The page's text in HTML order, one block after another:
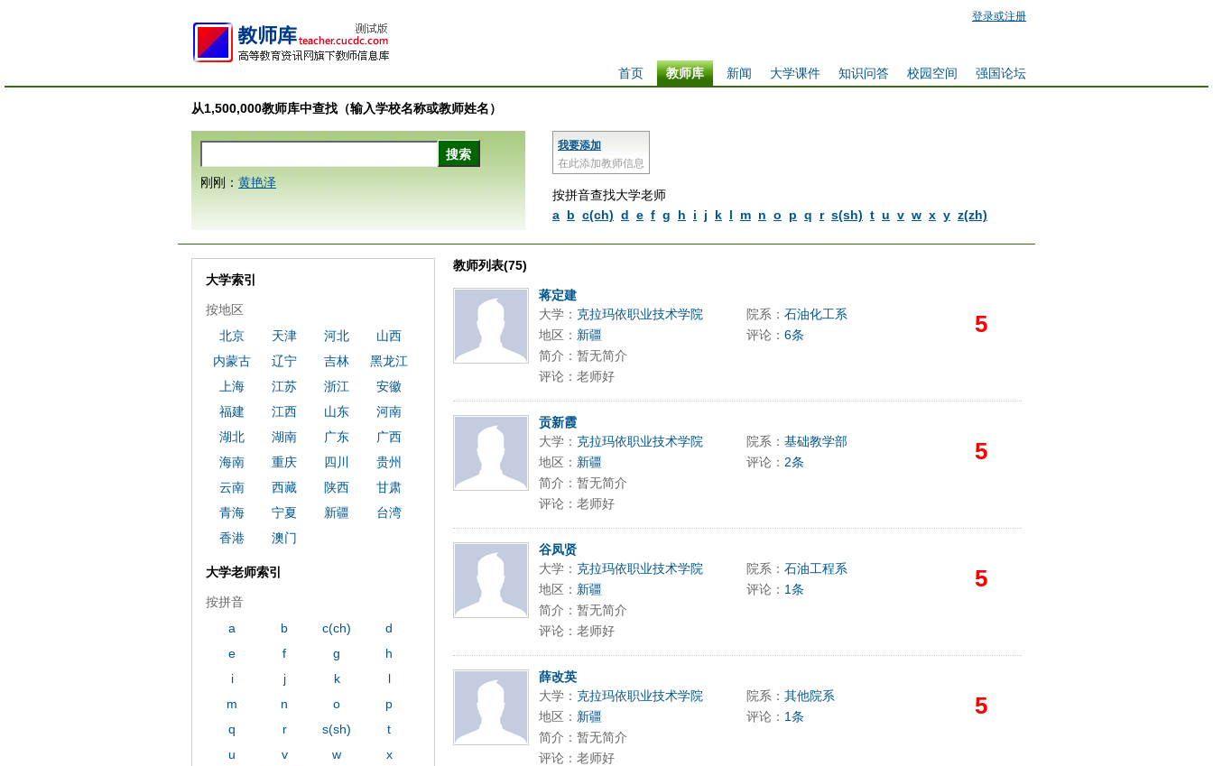
登录或注册
强国论坛
校园空间
知识问答
大学课件
新闻
教师库
首页
从1,500,000教师库中查找（输入学校名称或教师姓名）
我要添加
在此添加教师信息
按拼音查找大学老师
a b c(ch) d e f g h i j k l m n o p q r s(sh) t u v w x y z(zh)
刚刚： 黄艳泽
教师列表(75)
蒋定建
大学： 克拉玛依职业技术学院 院系： 石油化工系 5
地区： 新疆 评论： 6条
简介：暂无简介
评论：老师好
贡新霞
大学： 克拉玛依职业技术学院 院系： 基础教学部 5
地区： 新疆 评论： 2条
简介：暂无简介
评论：老师好
谷凤贤
大学： 克拉玛依职业技术学院 院系： 石油工程系 5
地区： 新疆 评论： 1条
简介：暂无简介
评论：老师好
薛改英
大学： 克拉玛依职业技术学院 院系： 其他院系 5
地区： 新疆 评论： 1条
简介：暂无简介
评论：老师好
大学索引
按地区
北京
天津 河北
山西
内蒙古
辽宁 吉林
黑龙江
上海
江苏 浙江
安徽
福建
江西 山东
河南
湖北
湖南 广东
广西
海南
重庆 四川
贵州
云南
西藏 陕西
甘肃
青海
宁夏 新疆
台湾
香港
澳门
大学老师索引
按拼音
a
b c(ch)
d
e
f g
h
i
j k
l
m
n o
p
q
r s(sh)
t
u
v w
x